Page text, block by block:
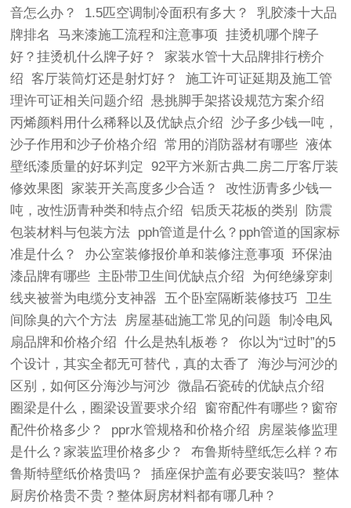
音怎么办？
1.5匹空调制冷面积有多大？
乳胶漆十大品
牌排名
马来漆施工流程和注意事项
挂烫机哪个牌子
好？挂烫机什么牌子好？
家装水管十大品牌排行榜介
绍
客厅装筒灯还是射灯好？
施工许可证延期及施工管
理许可证相关问题介绍
悬挑脚手架搭设规范方案介绍
丙烯颜料用什么稀释以及优缺点介绍
沙子多少钱一吨，
沙子作用和沙子价格介绍
常用的消防器材有哪些 液体
壁纸漆质量的好坏判定
92平方米新古典二房二厅客厅装
修效果图
家装开关高度多少合适？
改性沥青多少钱一
吨，改性沥青种类和特点介绍
铝质天花板的类别
防震
包装材料与包装方法 pph管道是什么？pph管道的国家标
准是什么？
办公室装修报价单和装修注意事项
环保油
漆品牌有哪些 主卧带卫生间优缺点介绍
为何绝缘穿刺
线夹被誉为电缆分支神器
五个卧室隔断装修技巧
卫生
间除臭的六个方法
房屋基础施工常见的问题
制冷电风
扇品牌和价格介绍
什么是热轧板卷？
你以为“过时”的5
个设计，其实全都无可替代，真的太香了
海沙与河沙的
区别，如何区分海沙与河沙 微晶石瓷砖的优缺点介绍
圈梁是什么，圈梁设置要求介绍
窗帘配件有哪些？窗帘
配件价格多少？
ppr水管规格和价格介绍
房屋装修监理
是什么？家装监理价格多少？
布鲁斯特壁纸怎么样？布
鲁斯特壁纸价格贵吗？
插座保护盖有必要安装吗? 整体
厨房价格贵不贵？整体厨房材料都有哪几种？